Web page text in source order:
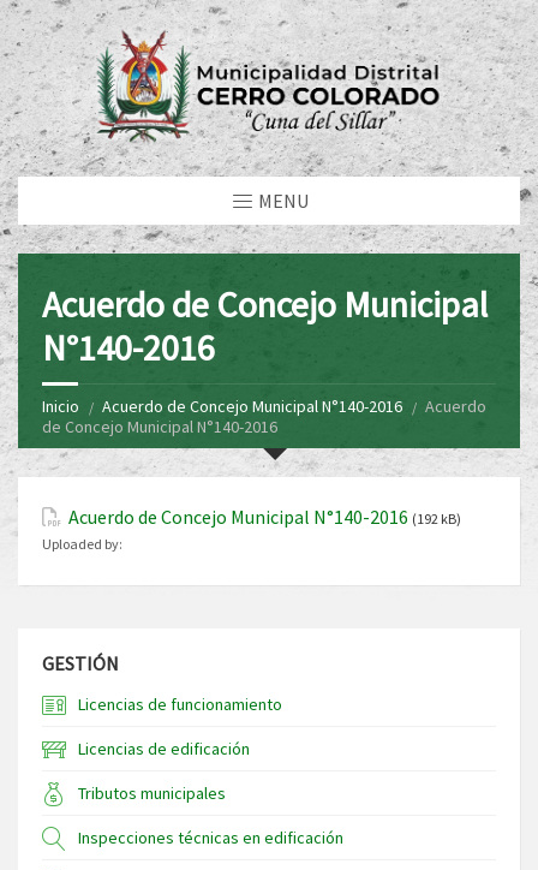
MENU
Acuerdo de Concejo Municipal
N°140-2016
Inicio Acuerdo de Concejo Municipal N°140-2016
Acuerdo
de Concejo Municipal N°140-2016
Acuerdo de Concejo Municipal N°140-2016 (192 kB)
Uploaded by:
GESTIÓN
Licencias de funcionamiento
Licencias de edificación
Tributos municipales
Inspecciones técnicas en edificación